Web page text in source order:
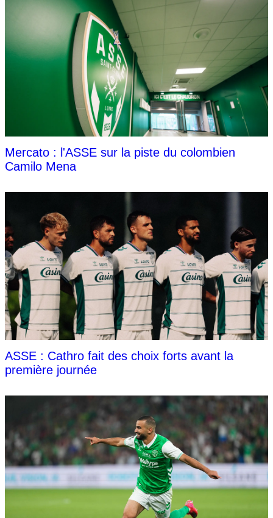
Mercato : l'ASSE sur la piste du colombien
Camilo Mena
ASSE : Cathro fait des choix forts avant la
première journée